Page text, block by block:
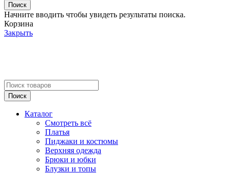
Поиск
Начните вводить чтобы увидеть результаты поиска.
Корзина
Закрыть
Поиск
Каталог
Смотреть всё
Платья
Пиджаки и костюмы
Верхняя одежда
Брюки и юбки
Блузки и топы